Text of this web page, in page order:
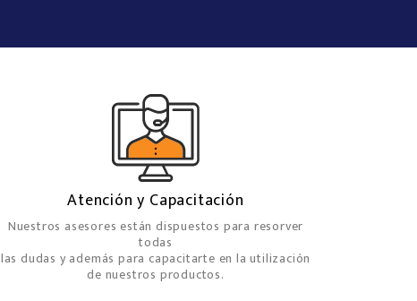
Atención y Capacitación
Nuestros asesores están dispuestos para resorver
todas
las dudas y además para capacitarte en la utilización
de nuestros productos.